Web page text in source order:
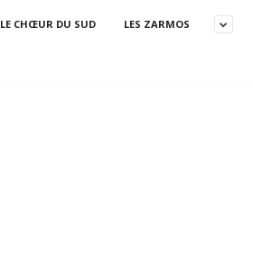
LE CHŒUR DU SUD LES ZARMOS